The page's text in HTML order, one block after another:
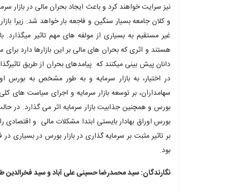
نیز سرایت خواهند کرد و باعث ایجاد بحران مالی در بازار
و کلان جامعه بسیار سنگین و فاجعه بار خواهد شد. زیرا
غیر مستقیم به بسیاری از مولفه های مهم تاثیر میگذارد.
هستند و اثری که بحران های مالی بر این بازارها دارد
دانان پیش بینی میکنند که پیامدهای بحران از طریق
در اختیار، به بازار سرمایه و به طور مشخص به بورس
بورس و همچنین جذابیت بازار سرمایه اثر می گذارد. در
بورس اوراق بهادار بایستی ابتدا مشکلات مالی و اقتصادی
بر تاثیر مثبت بر سرمایه گذاری در بازار بورس در بسیاری
بود.
نگارندگان: سید محمدرضا حسینی علی آباد و سید فخرالدین